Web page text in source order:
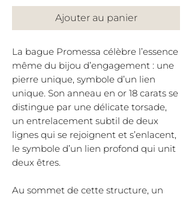
Ajouter au panier
La bague Promessa célèbre l’essence
même du bijou d’engagement : une
pierre unique, symbole d’un lien
unique. Son anneau en or 18 carats se
distingue par une délicate torsade,
un entrelacement subtil de deux
lignes qui se rejoignent et s’enlacent,
le symbole d’un lien profond qui unit
deux êtres.
Au sommet de cette structure, un